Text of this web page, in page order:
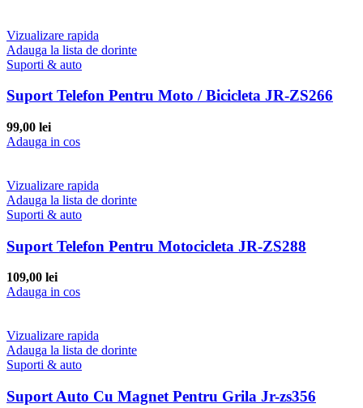
Vizualizare rapida
Adauga la lista de dorinte
Suporti & auto
Suport Telefon Pentru Moto / Bicicleta JR-ZS266
99,00 lei
Adauga in cos
Vizualizare rapida
Adauga la lista de dorinte
Suporti & auto
Suport Telefon Pentru Motocicleta JR-ZS288
109,00 lei
Adauga in cos
Vizualizare rapida
Adauga la lista de dorinte
Suporti & auto
Suport Auto Cu Magnet Pentru Grila Jr-zs356